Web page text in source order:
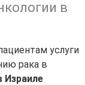
в
услуги
рака в
Израиле